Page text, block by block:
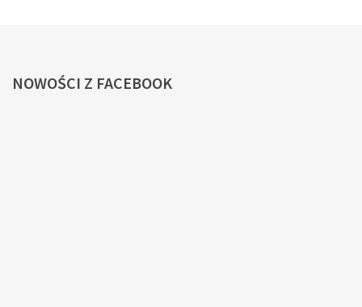
NOWOŚCI Z FACEBOOK